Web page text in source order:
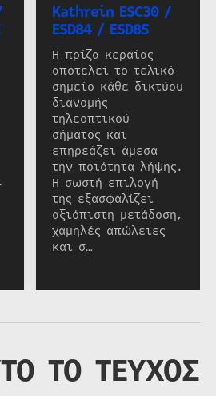
Kathrein ESC30 /
ESD84 / ESD85
Η πρίζα κεραίας
αποτελεί το τελικό
σημείο κάθε δικτύου
διανομής
τηλεοπτικού
σήματος και
επηρεάζει άμεσα
την ποιότητα λήψης.
Η σωστή επιλογή
της εξασφαλίζει
αξιόπιστη μετάδοση,
χαμηλές απώλειες
και σ…
ΤΟ ΤΕΥΧΟΣ